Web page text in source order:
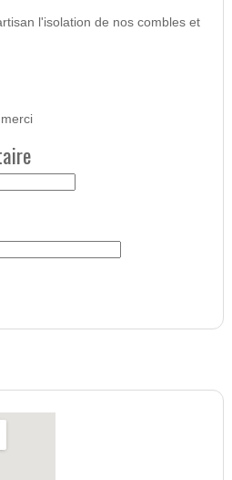
l'isolation de nos combles et